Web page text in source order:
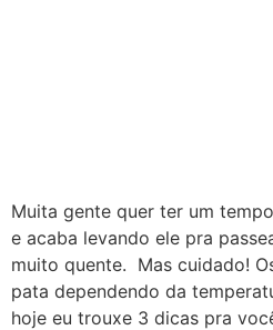
Muita gente quer ter um
e acaba levando ele pra
muito quente. Mas cuidado!
pata dependendo da
hoje eu trouxe 3 dicas pra